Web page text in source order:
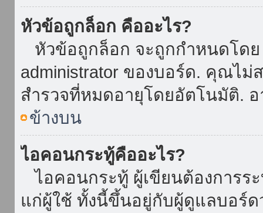
หัวข้อถูกล็อก คืออะไร?
หัวข้อถูกล็อก จะถูกกำหนดโดย
administrator ของบอร์ด. คุณไ
สำรวจที่หมดอายุโดยอัตโนมัติ.
ข้างบน
ไอคอนกระทู้คืออะไร?
ไอคอนกระทู้ ผู้เขียนต้องการร
แก่ผู้ใช้ ทั้งนี้ขึ้นอยู่กับผู้ดูแลบอร์